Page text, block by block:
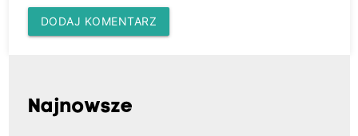
DODAJ KOMENTARZ
Najnowsze